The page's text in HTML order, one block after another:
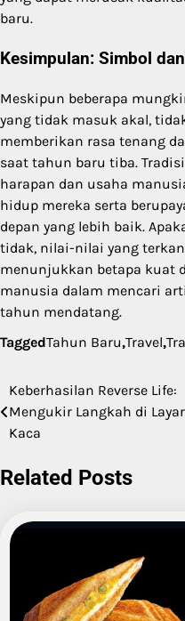
baru.
Kesimpulan: Simbol
Meskipun beberapa
yang tidak masuk akal,
memberikan rasa tenang
saat tahun baru tiba.
harapan dan usaha
hidup mereka serta
depan yang lebih baik.
tidak, nilai-nilai yang
menunjukkan betapa kuat
manusia dalam mencari
tahun mendatang.
TaggedTahun Baru,Travel,
Post
navigation
Keberhasilan Reverse Life:
Mengukir Langkah di Layar
Kaca
Related Posts